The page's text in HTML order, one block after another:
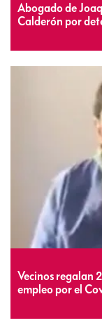
Abogado de
Calderón por
Vecinos regalan
empleo por el